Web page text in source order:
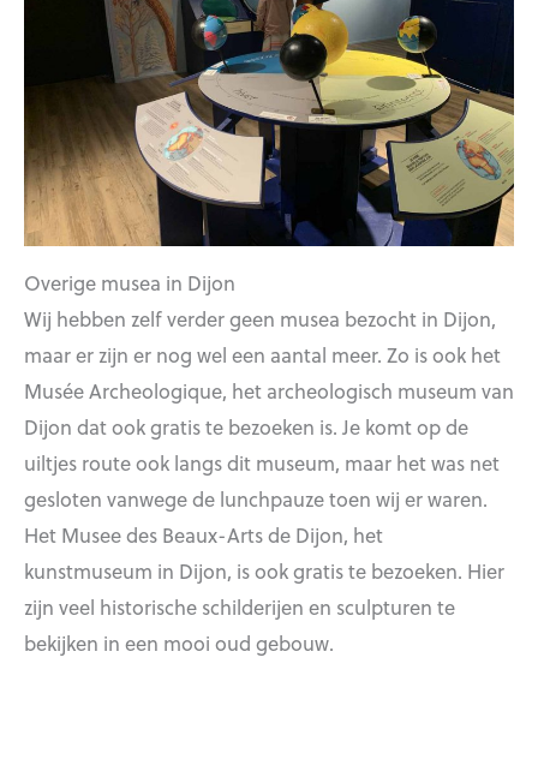
Overige musea in Dijon
Wij hebben zelf verder geen musea bezocht in Dijon,
maar er zijn er nog wel een aantal meer. Zo is ook het
Musée Archeologique, het archeologisch museum van
Dijon dat ook gratis te bezoeken is. Je komt op de
uiltjes route ook langs dit museum, maar het was net
gesloten vanwege de lunchpauze toen wij er waren.
Het Musee des Beaux-Arts de Dijon, het
kunstmuseum in Dijon, is ook gratis te bezoeken. Hier
zijn veel historische schilderijen en sculpturen te
bekijken in een mooi oud gebouw.